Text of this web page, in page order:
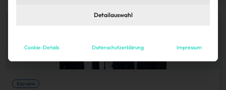
Karriere
Detailauswahl
Cookie-Details Datenschutzerklärung Impressum